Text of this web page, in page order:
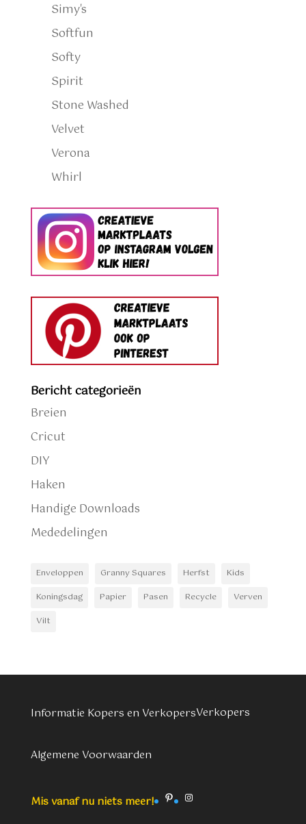
Simy's
Softfun
Softy
Spirit
Stone Washed
Velvet
Verona
Whirl
Bericht categorieën
Breien
Cricut
DIY
Haken
Handige Downloads
Mededelingen
Enveloppen Granny Squares Herfst
Kids
Koningsdag
Papier Pasen Recycle
Verven
Vilt
Informatie Kopers en VerkopersVerkopers
Algemene Voorwaarden
Mis vanaf nu niets meer! PinterestInstagram